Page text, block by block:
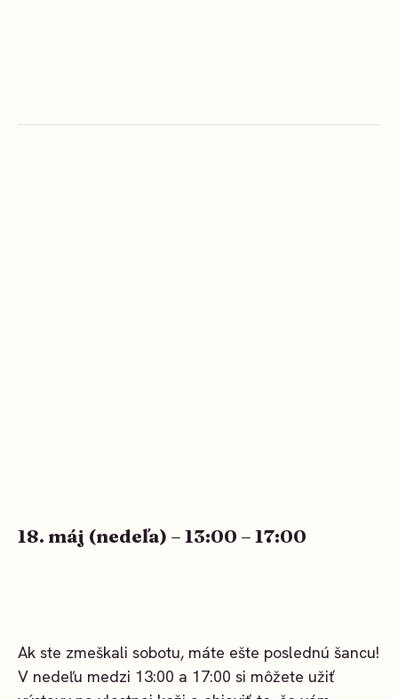
18. máj (nedeľa) – 13:00 – 17:00
Ak ste zmeškali sobotu, máte ešte poslednú šancu!
V nedeľu medzi 13:00 a 17:00 si môžete užiť